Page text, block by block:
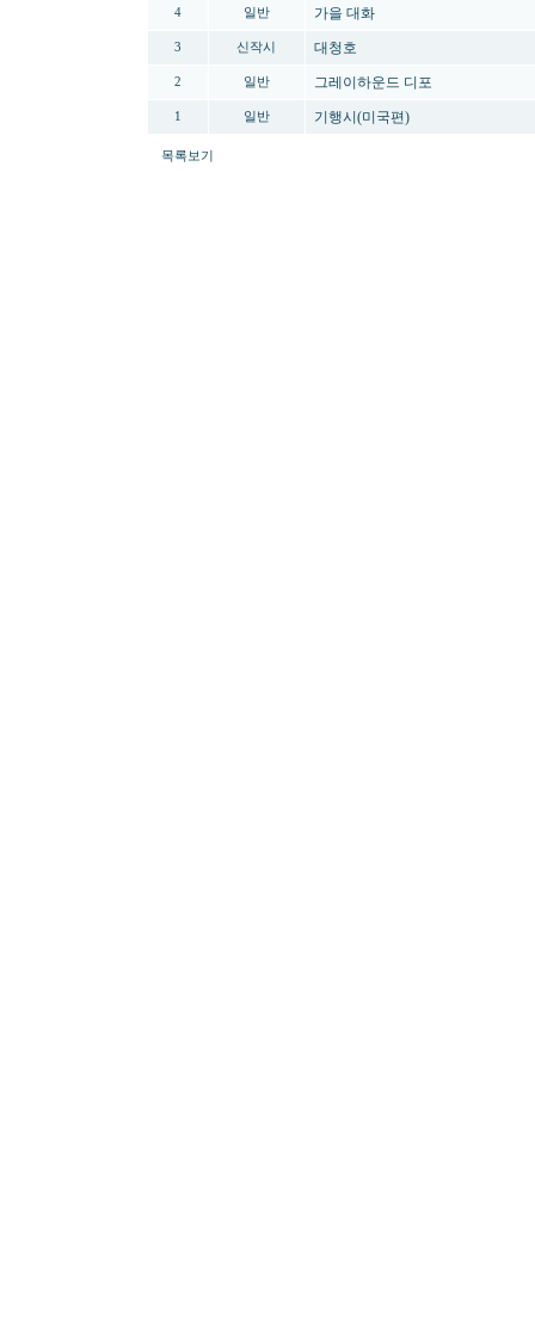
4 일반 가을 대화
3 신작시 대청호
2 일반 그레이하운드 디포
1 일반 기행시(미국편)
목록보기